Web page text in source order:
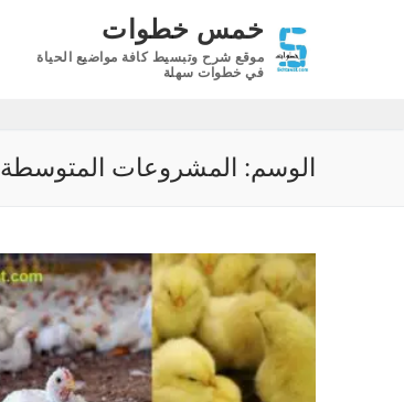
خمس خطوات
موقع شرح وتبسيط كافة مواضيع الحياة
في خطوات سهلة
الوسم: المشروعات المتوسطة